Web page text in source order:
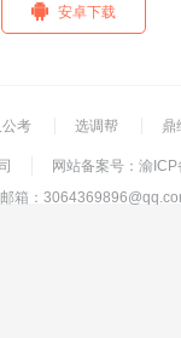
安卓下载
考 选调帮 鼎
网站备案号：渝
箱：